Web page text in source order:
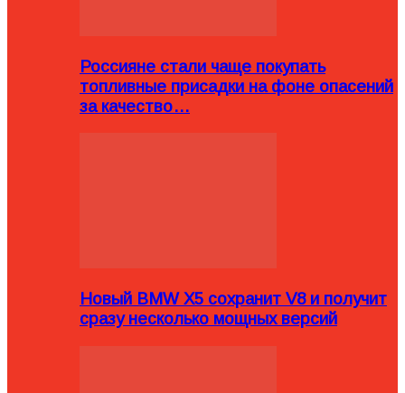
Россияне стали чаще покупать
топливные присадки на фоне опасений
за качество…
Новый BMW X5 сохранит V8 и получит
сразу несколько мощных версий